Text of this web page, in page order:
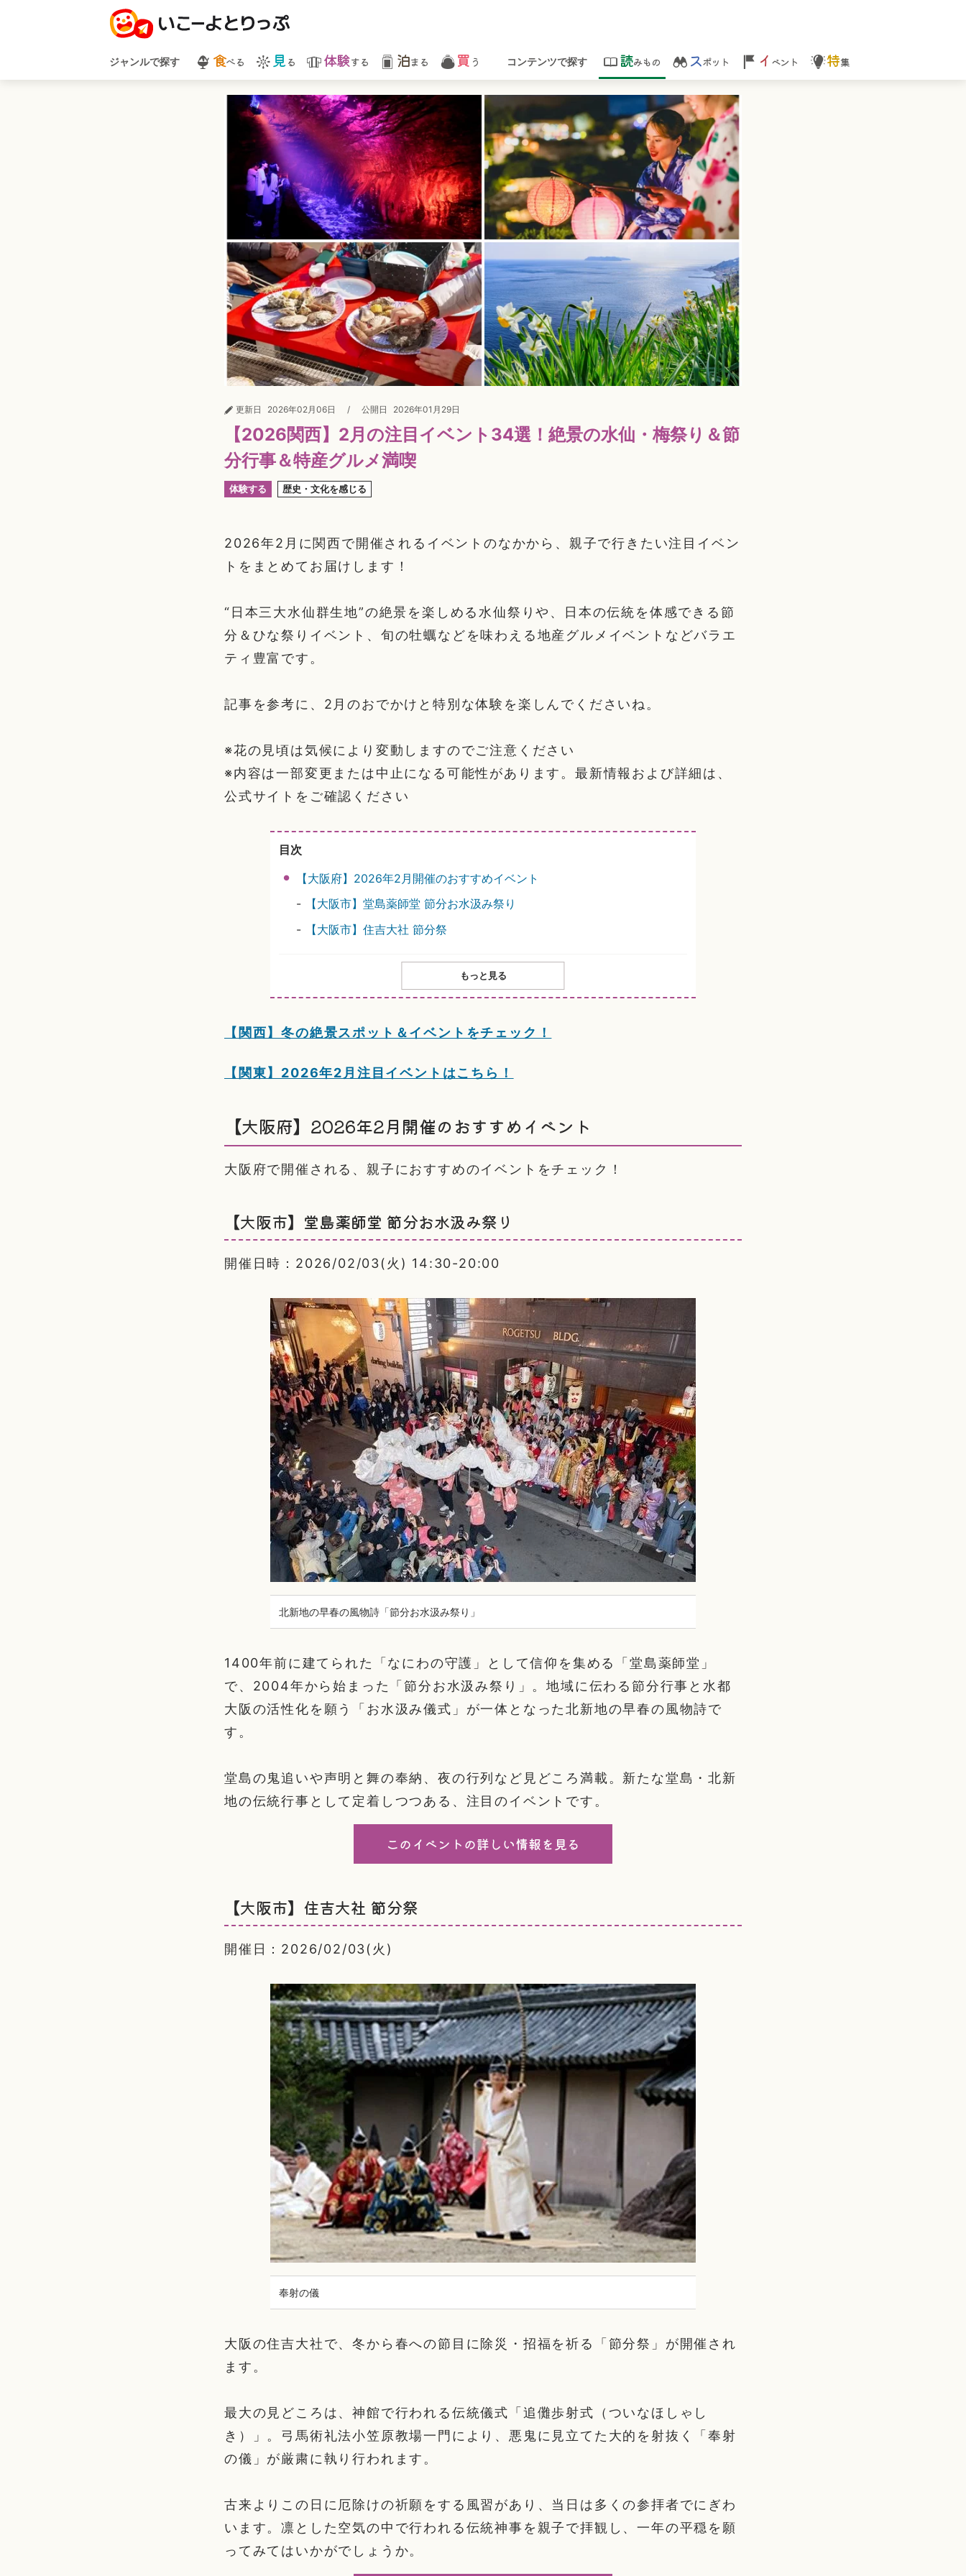
ジャンルで探す 食べる 見 る 体験する 泊まる 買 う コンテンツで探す 読みもの スポット イ ベント 特集
更新日 2026年02月06日 / 公開日 2026年01月29日
【2026関西】2月の注目イベント34選！絶景の水仙・梅祭り＆節
分行事＆特産グルメ満喫
体験する 歴史・文化を感じる
2026年2月に関西で開催されるイベントのなかから、親子で行きたい注目イベン
トをまとめてお届けします！
“日本三大水仙群生地”の絶景を楽しめる水仙祭りや、日本の伝統を体感できる節
分＆ひな祭りイベント、旬の牡蠣などを味わえる地産グルメイベントなどバラエ
ティ豊富です。
記事を参考に、2月のおでかけと特別な体験を楽しんでくださいね。
※花の見頃は気候により変動しますのでご注意ください
※内容は一部変更または中止になる可能性があります。最新情報および詳細は、
公式サイトをご確認ください
目次
【大阪府】2026年2月開催のおすすめイベント
-
【大阪市】堂島薬師堂 節分お水汲み祭り
-
【大阪市】住吉大社 節分祭
もっと見る
【関西】冬の絶景スポット＆イベントをチェック！
【関東】2026年2月注目イベントはこちら！
【大阪府】2026年2月開催のおすすめイベント
大阪府で開催される、親子におすすめのイベントをチェック！
【大阪市】堂島薬師堂 節分お水汲み祭り
開催日時：2026/02/03(火) 14:30-20:00
北新地の早春の風物詩「節分お水汲み祭り」
1400年前に建てられた「なにわの守護」として信仰を集める「堂島薬師堂」
で、2004年から始まった「節分お水汲み祭り」。地域に伝わる節分行事と水都
大阪の活性化を願う「お水汲み儀式」が一体となった北新地の早春の風物詩で
す。
堂島の鬼追いや声明と舞の奉納、夜の行列など見どころ満載。新たな堂島・北新
地の伝統行事として定着しつつある、注目のイベントです。
このイベントの詳しい情報を見る
【大阪市】住吉大社 節分祭
開催日：2026/02/03(火)
奉射の儀
大阪の住吉大社で、冬から春への節目に除災・招福を祈る「節分祭」が開催され
ます。
最大の見どころは、神館で行われる伝統儀式「追儺歩射式（ついなほしゃし
き）」。弓馬術礼法小笠原教場一門により、悪鬼に見立てた大的を射抜く「奉射
の儀」が厳粛に執り行われます。
古来よりこの日に厄除けの祈願をする風習があり、当日は多くの参拝者でにぎわ
います。凛とした空気の中で行われる伝統神事を親子で拝観し、一年の平穏を願
ってみてはいかがでしょうか。